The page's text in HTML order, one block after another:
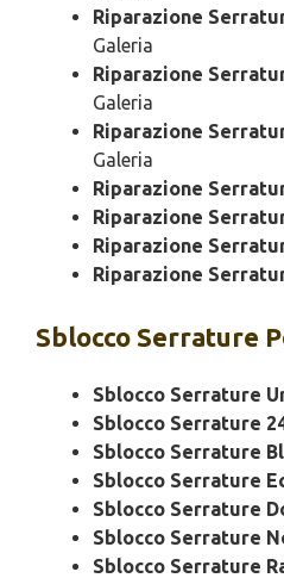
Riparazione
Galeria
Riparazione
Galeria
Riparazione
Galeria
Riparazione
Riparazione
Riparazione
Riparazione
Sblocco Serrature
Sblocco Serrature
Sblocco Serrature
Sblocco Serrature
Sblocco Serrature
Sblocco Serrature
Sblocco Serrature
Sblocco Serrature